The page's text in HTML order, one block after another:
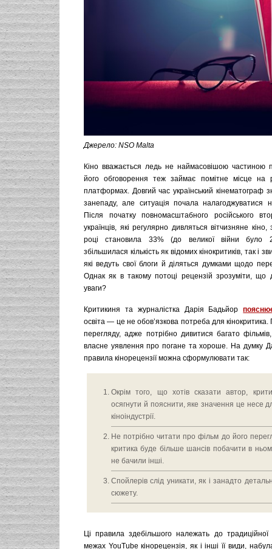
Джерело: NSO Malta
Кіно вважається ледь не наймасовішою частиною
його обговорення теж займає помітне місце на
платформах. Довгий час український кінематограф
занепаду, але ситуація почала налагоджуватися
Після початку повномасштабного російського
українців, які регулярно дивляться вітчизняне
році становила 33% (до великої війни було
збільшилася кількість як відомих кінокритиків, так і
які ведуть свої блоги й діляться думками щодо
Однак як в такому потоці рецензій зрозуміти, що
уваги?
Критикиня та журналістка Дарія Бадьйор
освіта — це не обов’язкова потреба для кінокритика.
перегляду, адже потрібно дивитися багато
власне уявлення про погане та хороше. На думку
правила кінорецензії можна сформулювати так:
Окрім того, що хотів сказати автор,
осягнути й пояснити, яке значення це несе
кіноіндустрії.
Не потрібно читати про фільм до його
критика буде більше шансів побачити в
не бачили інші.
Спойлерів слід уникати, як і занадто
сюжету.
Ці правила здебільшого належать до
межах YouTube кінорецензія, як і інші її види,